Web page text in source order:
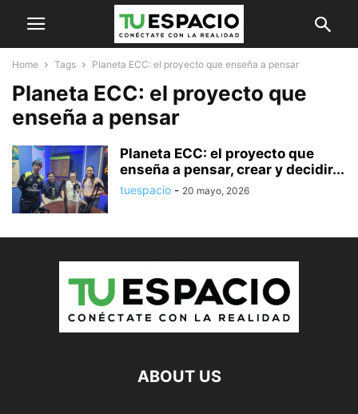
Home Tags Planeta ECC: el proyecto que enseña a pensar
Planeta ECC: el proyecto que
enseña a pensar
Planeta ECC: el proyecto que
enseña a pensar, crear y decidir...
tuespacio - 20 mayo, 2026
ABOUT US